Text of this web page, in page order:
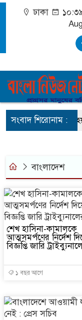
ঢাকা
সংবাদ শিরোনাম :
ফারহানার কেন মনে হয়?
বাংলাদেশ
শেখ হাসিনা-কামালকে
আত্মসমর্পণের নির্দেশ
বিজ্ঞপ্তি জারি
১ বছর আগে